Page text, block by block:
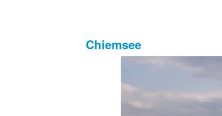
Chiemsee